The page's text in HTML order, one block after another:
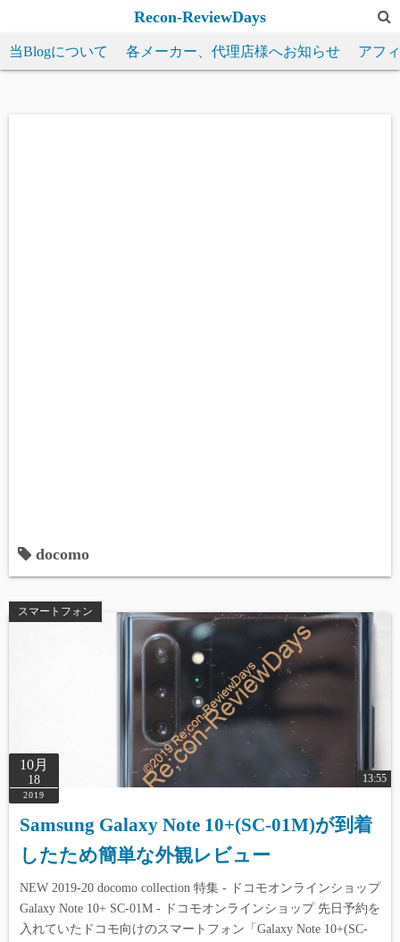
テ
Recon-ReviewDays
当Blogについて 各メーカー、代理店様へお知らせ アフ
docomo
スマートフォン
10月
18
2019
13:55
Samsung Galaxy Note 10+(SC-01M)が到着
したため簡単な外観レビュー
NEW 2019-20 docomo collection 特集 - ドコモオンラインショップ
Galaxy Note 10+ SC-01M - ドコモオンラインショップ 先日予約を
入れていたドコモ向けのスマートフォン「Galaxy Note 10+(SC-